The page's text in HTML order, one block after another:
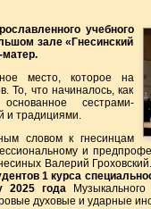
учебного
зале «Гнесинский
место, которое на
То, что начиналось, как
сестрами-
и традициями.
словом к гнесинцам
и
Валерий
1 курса
2025 года
духовые и ударные